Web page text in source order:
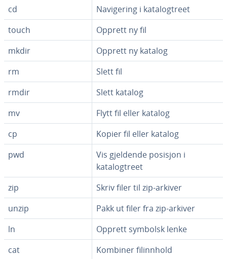
cd
Navigering i katalogtreet
touch
Opprett ny fil
mkdir
Opprett ny katalog
rm
Slett fil
rmdir
Slett katalog
mv
Flytt fil eller katalog
cp
Kopier fil eller katalog
pwd
Vis gjeldende posisjon i
katalogtreet
zip
Skriv filer til zip-arkiver
unzip
Pakk ut filer fra zip-arkiver
ln
Opprett symbolsk lenke
cat
Kombiner filinnhold